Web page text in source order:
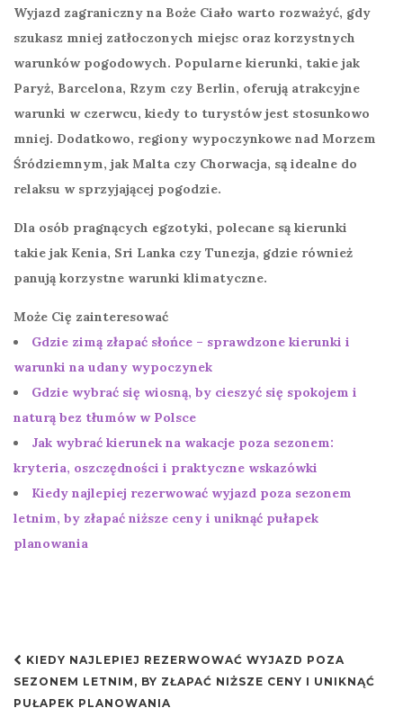
Wyjazd zagraniczny na Boże Ciało warto rozważyć, gdy
szukasz mniej zatłoczonych miejsc oraz korzystnych
warunków pogodowych. Popularne kierunki, takie jak
Paryż, Barcelona, Rzym czy Berlin, oferują atrakcyjne
warunki w czerwcu, kiedy to turystów jest stosunkowo
mniej. Dodatkowo, regiony wypoczynkowe nad Morzem
Śródziemnym, jak Malta czy Chorwacja, są idealne do
relaksu w sprzyjającej pogodzie.
Dla osób pragnących egzotyki, polecane są kierunki
takie jak Kenia, Sri Lanka czy Tunezja, gdzie również
panują korzystne warunki klimatyczne.
Może Cię zainteresować
Gdzie zimą złapać słońce – sprawdzone kierunki i
warunki na udany wypoczynek
Gdzie wybrać się wiosną, by cieszyć się spokojem i
naturą bez tłumów w Polsce
Jak wybrać kierunek na wakacje poza sezonem:
kryteria, oszczędności i praktyczne wskazówki
Kiedy najlepiej rezerwować wyjazd poza sezonem
letnim, by złapać niższe ceny i uniknąć pułapek
planowania
Nawigacja
postu
KIEDY NAJLEPIEJ REZERWOWAĆ WYJAZD POZA
SEZONEM LETNIM, BY ZŁAPAĆ NIŻSZE CENY I UNIKNĄĆ
PUŁAPEK PLANOWANIA